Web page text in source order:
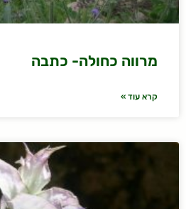
מרווה כחולה- כתבה
קרא עוד »